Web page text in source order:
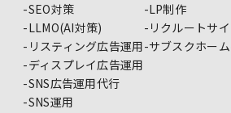
SEO対策
LLMO(AI対策)
リスティング広告運用
ディスプレイ広告運用
SNS広告運用代行
SNS運用
LP制作
リクルートサ
サブスクホー